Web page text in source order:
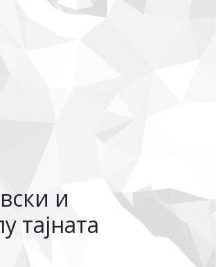
и
тајната